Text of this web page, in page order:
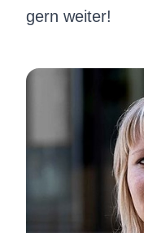
gern weiter!